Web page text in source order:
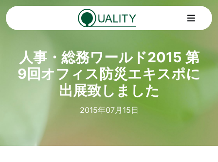
Skip
to
content
Toggle
Home
会社情報
人事・総務ワールド2015 第
9回オフィス防災エキスポに
出展致しました
2015年07月15日